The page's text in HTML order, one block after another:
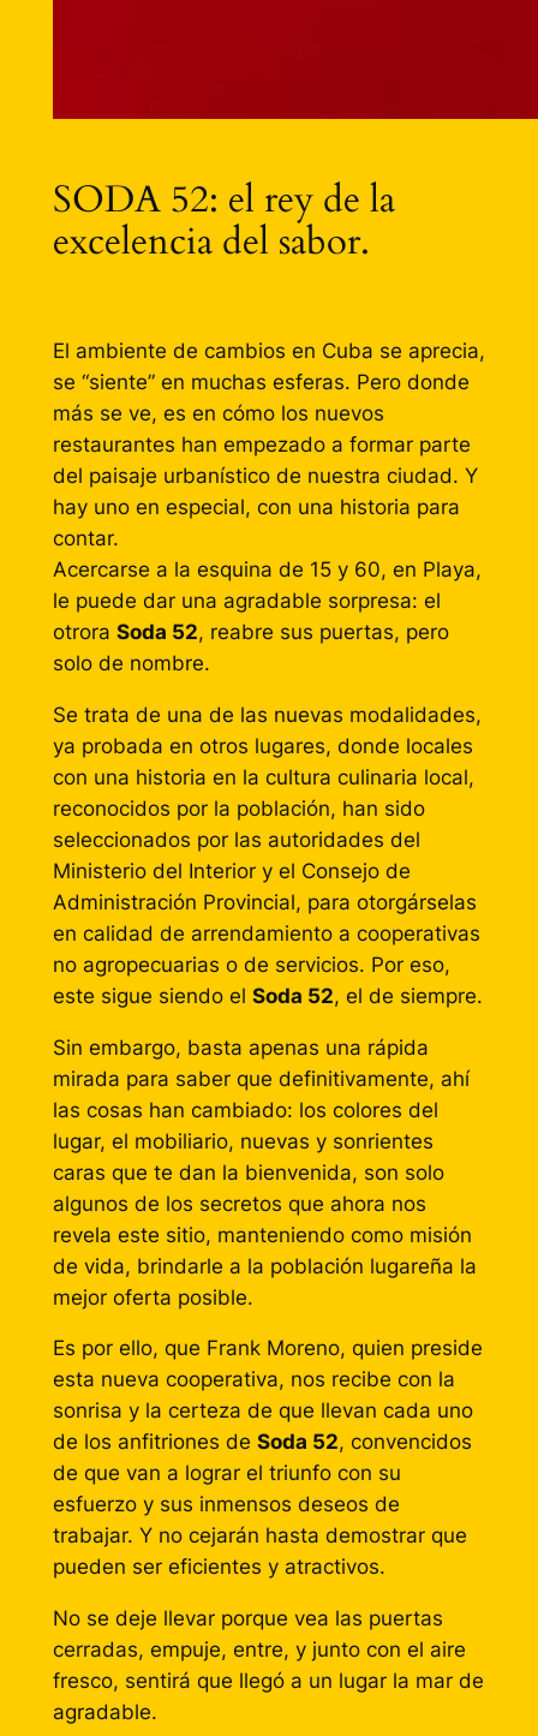
SODA 52: el rey de la
excelencia del sabor.
El ambiente de cambios en Cuba se aprecia,
se “siente” en muchas esferas. Pero donde
más se ve, es en cómo los nuevos
restaurantes han empezado a formar parte
del paisaje urbanístico de nuestra ciudad. Y
hay uno en especial, con una historia para
contar.
Acercarse a la esquina de 15 y 60, en Playa,
le puede dar una agradable sorpresa: el
otrora Soda 52, reabre sus puertas, pero
solo de nombre.
Se trata de una de las nuevas modalidades,
ya probada en otros lugares, donde locales
con una historia en la cultura culinaria local,
reconocidos por la población, han sido
seleccionados por las autoridades del
Ministerio del Interior y el Consejo de
Administración Provincial, para otorgárselas
en calidad de arrendamiento a cooperativas
no agropecuarias o de servicios. Por eso,
este sigue siendo el Soda 52, el de siempre.
Sin embargo, basta apenas una rápida
mirada para saber que definitivamente, ahí
las cosas han cambiado: los colores del
lugar, el mobiliario, nuevas y sonrientes
caras que te dan la bienvenida, son solo
algunos de los secretos que ahora nos
revela este sitio, manteniendo como misión
de vida, brindarle a la población lugareña la
mejor oferta posible.
Es por ello, que Frank Moreno, quien preside
esta nueva cooperativa, nos recibe con la
sonrisa y la certeza de que llevan cada uno
de los anfitriones de Soda 52, convencidos
de que van a lograr el triunfo con su
esfuerzo y sus inmensos deseos de
trabajar. Y no cejarán hasta demostrar que
pueden ser eficientes y atractivos.
No se deje llevar porque vea las puertas
cerradas, empuje, entre, y junto con el aire
fresco, sentirá que llegó a un lugar la mar de
agradable.